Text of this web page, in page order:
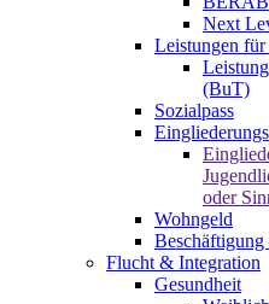
Next
Leistungen
(BuT)
Sozialpass
oder
Wohngeld
Flucht & Integration
Gesundheit